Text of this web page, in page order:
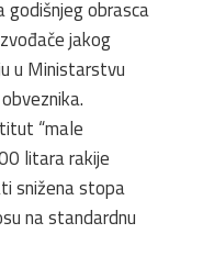
godišnjeg obrasca
jakog
u Ministarstvu
“male
litara rakije
snižena stopa
na standardnu